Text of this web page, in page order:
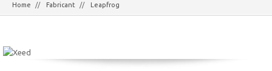
Home Fabricant Leapfrog